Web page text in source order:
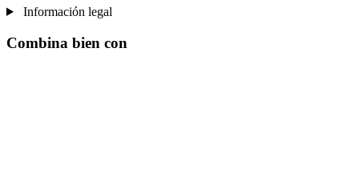
Información legal
Combina bien con